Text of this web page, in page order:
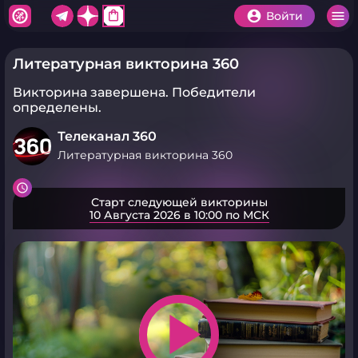
shopping_bag Войти
Литературная викторина 360
Викторина завершена. Победители
определены.
Телеканал 360
Литературная викторина 360
Старт следующей викторины
10 Августа 2026 в 10:00 по МСК
play_arrow